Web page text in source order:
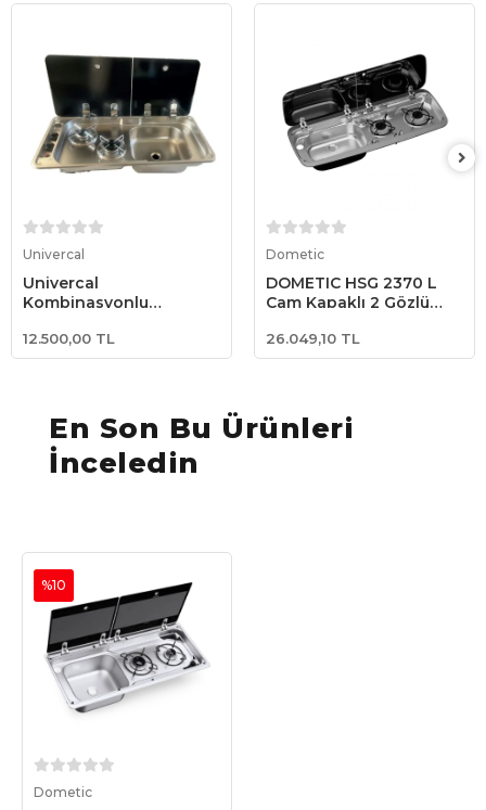
Univercal
Univercal
Kombinasyonlu
36×78 cm
12.500,00 TL
Dometic
DOMETIC HSG 2370 L
Cam Kapaklı 2 Gözlü
26.049,10 TL
En Son Bu Ürünleri
İnceledin
Dometic
%10